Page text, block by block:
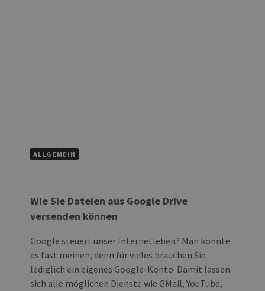
ALLGEMEIN
Wie Sie Dateien aus Google Drive
versenden können
Google steuert unser Internetleben? Man könnte
es fast meinen, denn für vieles brauchen Sie
lediglich ein eigenes Google-Konto. Damit lassen
sich alle möglichen Dienste wie GMail, YouTube,